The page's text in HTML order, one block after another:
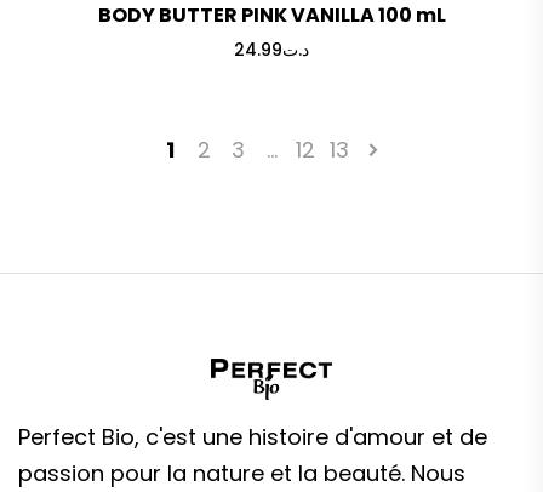
BODY BUTTER PINK VANILLA 100 mL
د.ت24.99
1 2 3 … 12 13
Perfect Bio, c'est une histoire d'amour et de
passion pour la nature et la beauté. Nous